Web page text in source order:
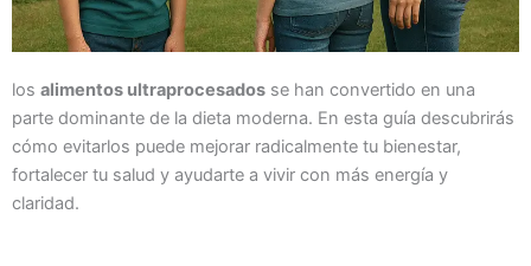
los alimentos ultraprocesados se han convertido en una
parte dominante de la dieta moderna. En esta guía descubrirás
cómo evitarlos puede mejorar radicalmente tu bienestar,
fortalecer tu salud y ayudarte a vivir con más energía y
claridad.